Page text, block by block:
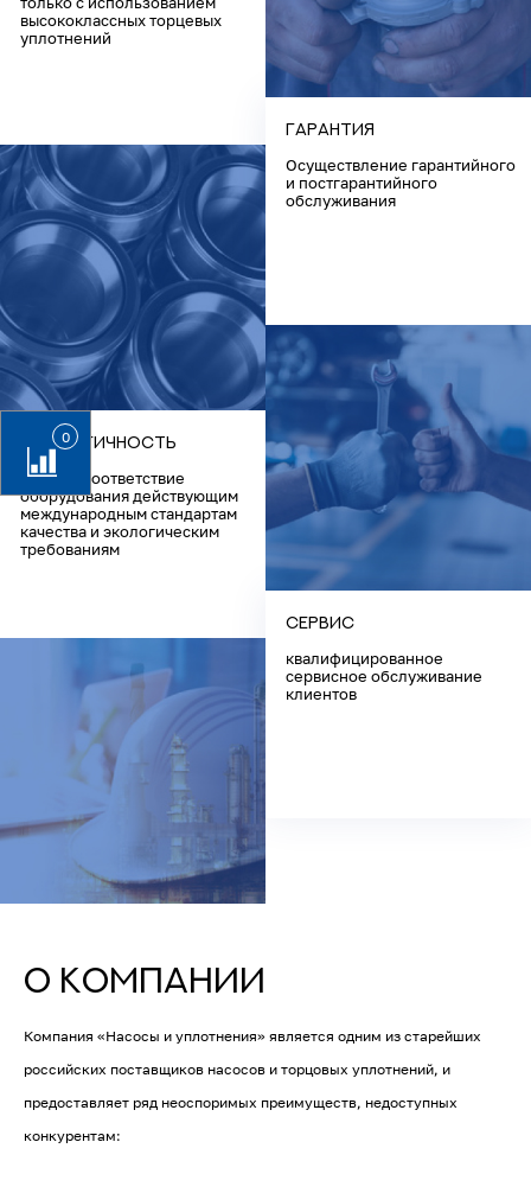
0
высококлассных торцевых
уплотнений
Гарантия
Осуществление гарантийного
и постгарантийного
обслуживания
Экологичность
Полное соответствие
оборудования действующим
международным стандартам
качества и экологическим
требованиям
Сервис
квалифицированное
сервисное обслуживание
клиентов
О КОМПАНИИ
Компания «Насосы и уплотнения» является одним из старейших
российских поставщиков насосов и торцовых уплотнений, и
предоставляет ряд неоспоримых преимуществ, недоступных
конкурентам: